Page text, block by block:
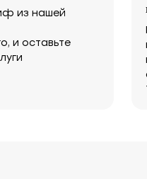
из нашей
и оставьте